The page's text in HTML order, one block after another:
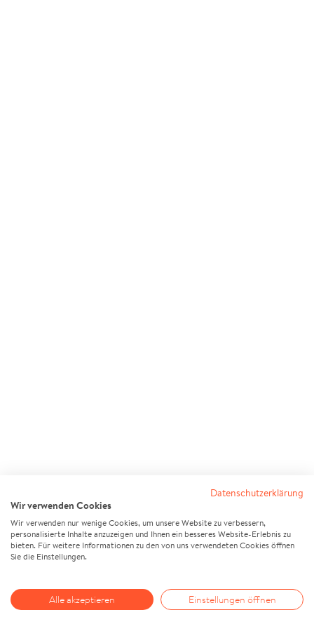
Datenschutzerklärung
Wir verwenden Cookies
Wir verwenden nur wenige Cookies, um unsere Website zu verbessern,
personalisierte Inhalte anzuzeigen und Ihnen ein besseres Website-Erlebnis zu
bieten. Für weitere Informationen zu den von uns verwendeten Cookies öffnen
Sie die Einstellungen.
Alle akzeptieren Einstellungen öffnen